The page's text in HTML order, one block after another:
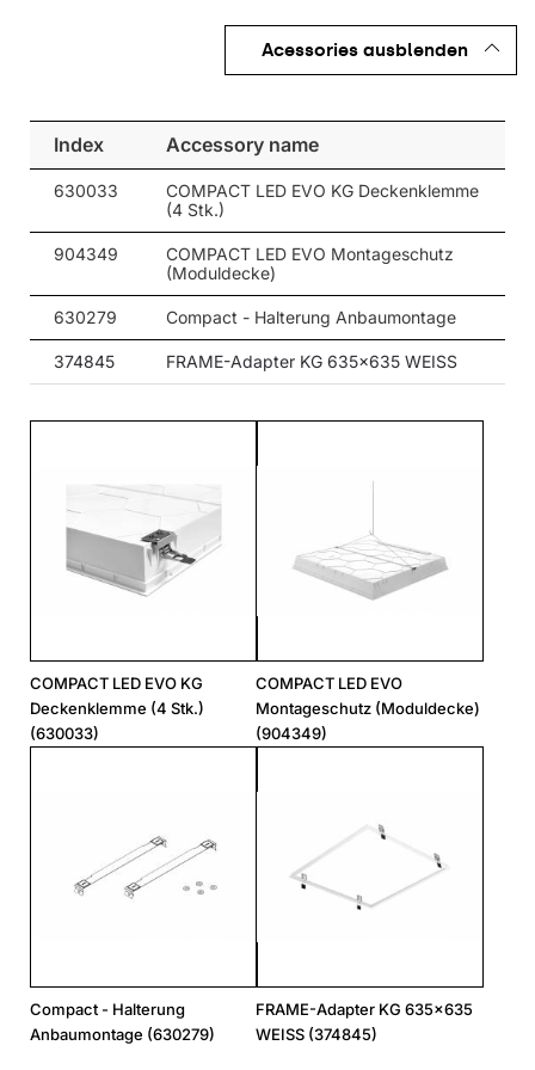
Compact LED Hygienic IoT ist für Räume konzipiert, die einen
besonderen Schutz vor Krankheitserregern erfordern, z.B.
gemäß CLEANROOM ISO 14644-1:2015 als geeignet für den
Einsatz in Reinräumen mit einer angegebenen
Andere Produkte aus der Compact LED-Familie
Acessories ausblenden
Index Accessory name
630033
COMPACT LED EVO KG Deckenklemme
(4 Stk.)
904349
COMPACT LED EVO Montageschutz
(Moduldecke)
630279 Compact - Halterung Anbaumontage
374845 FRAME-Adapter KG 635x635 WEISS
COMPACT LED EVO KG
Deckenklemme (4 Stk.)
(630033)
COMPACT LED EVO
Montageschutz (Moduldecke)
(904349)
Compact - Halterung
Anbaumontage (630279)
FRAME-Adapter KG 635x635
WEISS (374845)